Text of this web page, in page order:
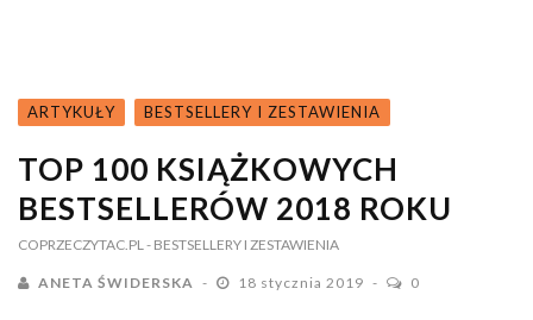
ARTYKUŁY BESTSELLERY I ZESTAWIENIA
TOP 100 KSIĄŻKOWYCH
BESTSELLERÓW 2018 ROKU
COPRZECZYTAC.PL - BESTSELLERY I ZESTAWIENIA
ANETA ŚWIDERSKA 18 stycznia 2019 0